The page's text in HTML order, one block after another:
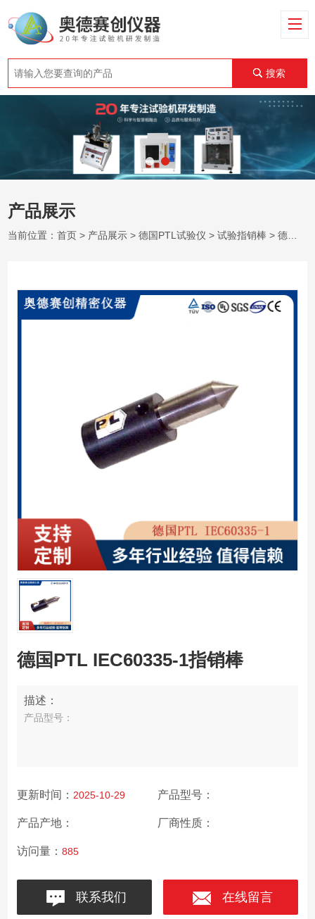
搜索
产品展示
当前位置：首页 > 产品展示 >德国PTL试验仪 >试验指销棒 > 德国PTL IEC60335-1指销棒
德国PTL IEC60335-1指销棒
描述：
产品型号：
更新时间： 2025-10-29 产品型号：
产品产地： 厂商性质：
访问量： 885
联系我们 在线留言